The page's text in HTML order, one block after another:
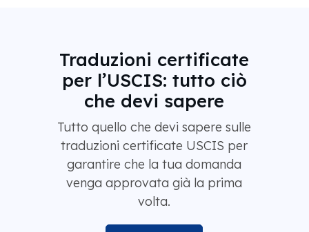
Traduzioni certificate
per l’USCIS: tutto ciò
che devi sapere
Tutto quello che devi sapere sulle
traduzioni certificate USCIS per
garantire che la tua domanda
venga approvata già la prima
volta.